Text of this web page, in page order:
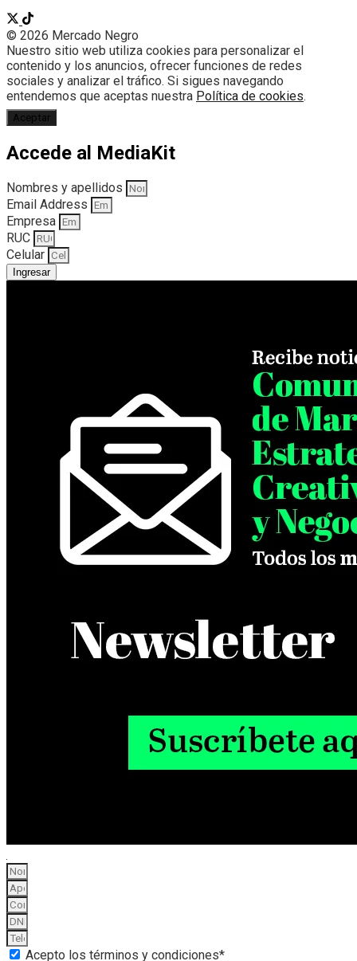
© 2026 Mercado Negro
Nuestro sitio web utiliza cookies para personalizar el
contenido y los anuncios, ofrecer funciones de redes
sociales y analizar el tráfico. Si sigues navegando
entendemos que aceptas nuestra Política de cookies.
Aceptar
Accede al MediaKit
Nombres y apellidos
Email Address
Empresa
RUC
Celular
Ingresar
Acepto los términos y condiciones*